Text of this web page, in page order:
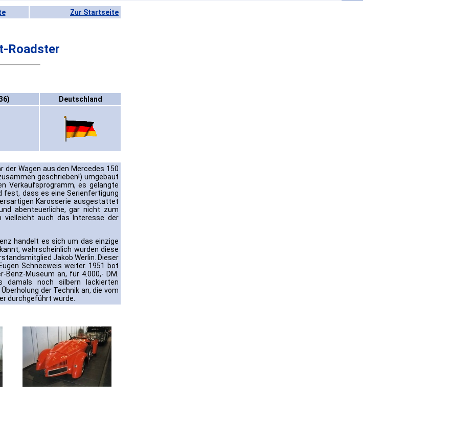
Zur Startseite
Roadster
Deutschland
Wagen aus den Mercedes 150
geschrieben!) umgebaut
Verkaufsprogramm, es gelangte
fest, dass es eine Serienfertigung
Karosserie ausgestattet
abenteuerliche, gar nicht zum
vielleicht auch das Interesse der
handelt es sich um das einzige
wahrscheinlich wurden diese
Jakob Werlin. Dieser
Schneeweis weiter. 1951 bot
Benz-Museum an, für 4.000,- DM.
damals noch silbern lackierten
der Technik an, die vom
durchgeführt wurde.